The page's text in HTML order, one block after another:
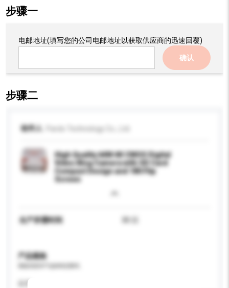
步骤一
电邮地址(填写您的公司电邮地址以获取供应商的迅速回覆)
确认
步骤二
收件人
High Quality 64M 4K CMOS Digital
Video Blog Camera with SD Card
Compact Design and 180 Flip
Screen
生产所需时间 30 日
产品规格
应用